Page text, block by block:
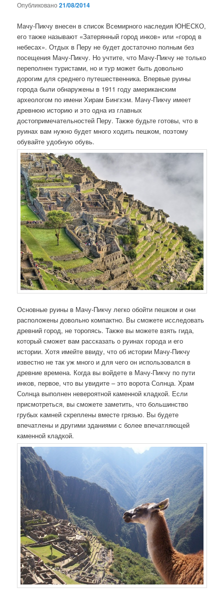
Опубликовано21/08/2014
Мачу-Пикчу внесен в список Всемирного наследия ЮНЕСКО,
его также называют «Затерянный город инков» или «город в
небесах». Отдых в Перу не будет достаточно полным без
посещения Мачу-Пикчу. Но учтите, что Мачу-Пикчу не только
переполнен туристами, но и тур может быть довольно
дорогим для среднего путешественника. Впервые руины
города были обнаружены в 1911 году американским
археологом по имени Хирам Бингхэм. Мачу-Пикчу имеет
древнюю историю и это одна из главных
достопримечательностей Перу. Также будьте готовы, что в
руинах вам нужно будет много ходить пешком, поэтому
обувайте удобную обувь.
Основные руины в Мачу-Пикчу легко обойти пешком и они
расположены довольно компактно. Вы сможете исследовать
древний город, не торопясь. Также вы можете взять гида,
который сможет вам рассказать о руинах города и его
истории. Хотя имейте ввиду, что об истории Мачу-Пикчу
известно не так уж много и для чего он использовался в
древние времена. Когда вы войдете в Мачу-Пикчу по пути
инков, первое, что вы увидите – это ворота Солнца. Храм
Солнца выполнен невероятной каменной кладкой. Если
присмотреться, вы сможете заметить, что большинство
грубых камней скреплены вместе грязью. Вы будете
впечатлены и другими зданиями с более впечатляющей
каменной кладкой.